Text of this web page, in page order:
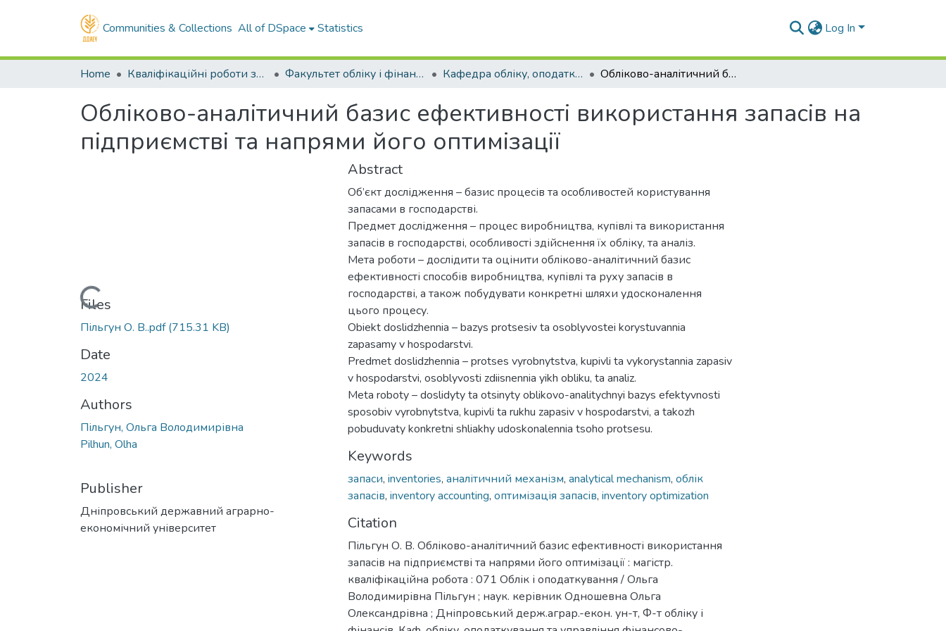
Communities & Collections All of DSpace Statistics Log In
Home Кваліфікаційні роботи здобувачів вищої освіти Факультет обліку і фінансів Кафедра обліку, оподаткування та управління фінансово-економічною безпекою . Магістри Обліково-аналітичний базис ефективності використання запасів на підприємстві та напрями його оптимізації
Обліково-аналітичний базис ефективності використання запасів на
підприємстві та напрями його оптимізації
Loading...
Files
Пільгун О. В..pdf(715.31 KB)
Date
2024
Authors
Пільгун, Ольга Володимирівна
Pilhun, Olha
Publisher
Дніпровський державний аграрно-
економічний університет
Abstract
Об’єкт дослідження – базис процесів та особливостей користування
запасами в господарстві.
Предмет дослідження – процес виробництва, купівлі та використання
запасів в господарстві, особливості здійснення їх обліку, та аналіз.
Мета роботи – дослідити та оцінити обліково-аналітичний базис
ефективності способів виробництва, купівлі та руху запасів в
господарстві, а також побудувати конкретні шляхи удосконалення
цього процесу.
Obiekt doslidzhennia – bazys protsesiv ta osoblyvostei korystuvannia
zapasamy v hospodarstvi.
Predmet doslidzhennia – protses vyrobnytstva, kupivli ta vykorystannia zapasiv
v hospodarstvi, osoblyvosti zdiisnennia yikh obliku, ta analiz.
Meta roboty – doslidyty ta otsinyty oblikovo-analitychnyi bazys efektyvnosti
sposobiv vyrobnytstva, kupivli ta rukhu zapasiv v hospodarstvi, a takozh
pobuduvaty konkretni shliakhy udoskonalennia tsoho protsesu.
Keywords
запаси, inventories, аналітичний механізм, analytical mechanism, облік
запасів, inventory accounting, оптимізація запасів, inventory optimization
Citation
Пільгун О. В. Обліково-аналітичний базис ефективності використання
запасів на підприємстві та напрями його оптимізації : магістр.
кваліфікаційна робота : 071 Облік і оподаткування / Ольга
Володимирівна Пільгун ; наук. керівник Одношевна Ольга
Олександрівна ; Дніпровський держ.аграр.-екон. ун-т, Ф-т обліку і